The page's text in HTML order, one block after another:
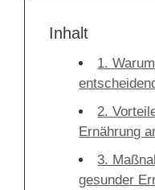
Inhalt
1.
2.
Ernährung
3.
gesunder